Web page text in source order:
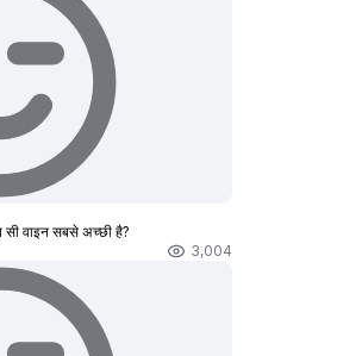
सी वाइन सबसे अच्छी है?
3,004